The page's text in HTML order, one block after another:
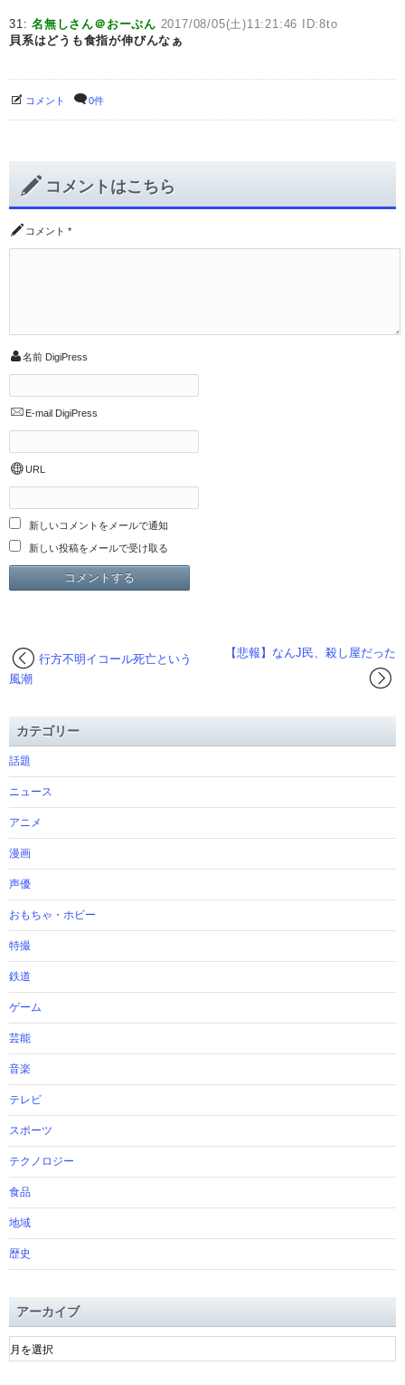
31:名無しさん＠おーぷん 2017/08/05(土)11:21:46 ID:8to
貝系はどうも食指が伸びんなぁ
コメント 0件
コメントはこちら
コメント *
名前 DigiPress
E-mail DigiPress
URL
新しいコメントをメールで通知
新しい投稿をメールで受け取る
【悲報】なんJ民、殺し屋だった
行方不明イコール死亡という
風潮
カテゴリー
話題
ニュース
アニメ
漫画
声優
おもちゃ・ホビー
特撮
鉄道
ゲーム
芸能
音楽
テレビ
スポーツ
テクノロジー
食品
地域
歴史
アーカイブ
ア
ー